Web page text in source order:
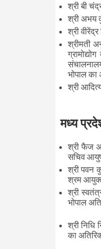
श्री बी
श्री अभय
श्री
श्रीमती
भोपाल का
श्री
मध्य
श्री फैज
सचिव आयुष
श्री पवन
श्रम
श्री
भोपाल
श्री निधि
का